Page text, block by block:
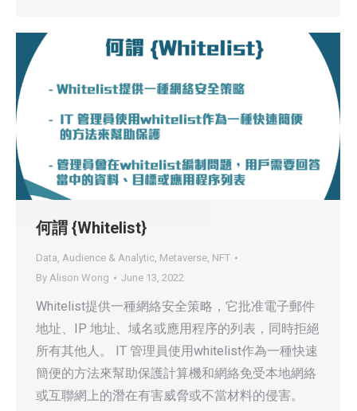
何謂 {Whitelist}
Data, Audience & Analytic, Metaverse, NFT
By Alison Wong June 13, 2022
Whitelist提供一種網絡安全策略，它批准電子郵件
地址、IP 地址、域名或應用程序的列表，同時拒絕
所有其他人。 IT 管理員使用whitelist作為一種快速
簡便的方法來幫助保護計算機和網絡免受本地網絡
或互聯網上的潛在有害威脅或不當材料的侵害。